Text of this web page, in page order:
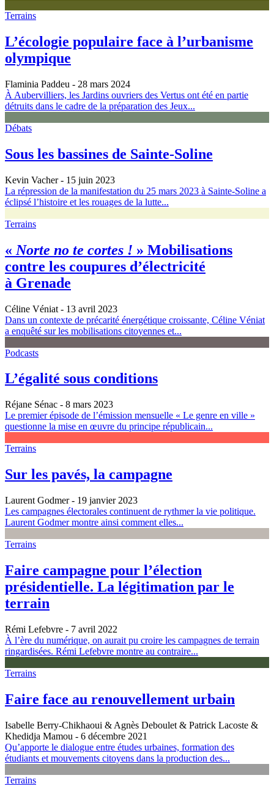
Terrains
L’écologie populaire face à l’urbanisme
olympique
Flaminia Paddeu - 28 mars 2024
À Aubervilliers, les Jardins ouvriers des Vertus ont été en partie
détruits dans le cadre de la préparation des Jeux...
Débats
Sous les bassines de Sainte-Soline
Kevin Vacher- 15 juin 2023
La répression de la manifestation du 25 mars 2023 à Sainte-Soline a
éclipsé l’histoire et les rouages de la lutte...
Terrains
« Norte no te cortes ! » Mobilisations
contre les coupures d’électricité
à Grenade
Céline Véniat - 13 avril 2023
Dans un contexte de précarité énergétique croissante, Céline Véniat
a enquêté sur les mobilisations citoyennes et...
Podcasts
L’égalité sous conditions
Réjane Sénac - 8 mars 2023
Le premier épisode de l’émission mensuelle « Le genre en ville »
questionne la mise en œuvre du principe républicain...
Terrains
Sur les pavés, la campagne
Laurent Godmer- 19 janvier 2023
Les campagnes électorales continuent de rythmer la vie politique.
Laurent Godmer montre ainsi comment elles...
Terrains
Faire campagne pour l’élection
présidentielle. La légitimation par le
terrain
Rémi Lefebvre - 7 avril 2022
À l’ère du numérique, on aurait pu croire les campagnes de terrain
ringardisées. Rémi Lefebvre montre au contraire...
Terrains
Faire face au renouvellement urbain
Isabelle Berry-Chikhaoui & Agnès Deboulet & Patrick Lacoste &
Khedidja Mamou - 6 décembre 2021
Qu’apporte le dialogue entre études urbaines, formation des
étudiants et mouvements citoyens dans la production des...
Terrains